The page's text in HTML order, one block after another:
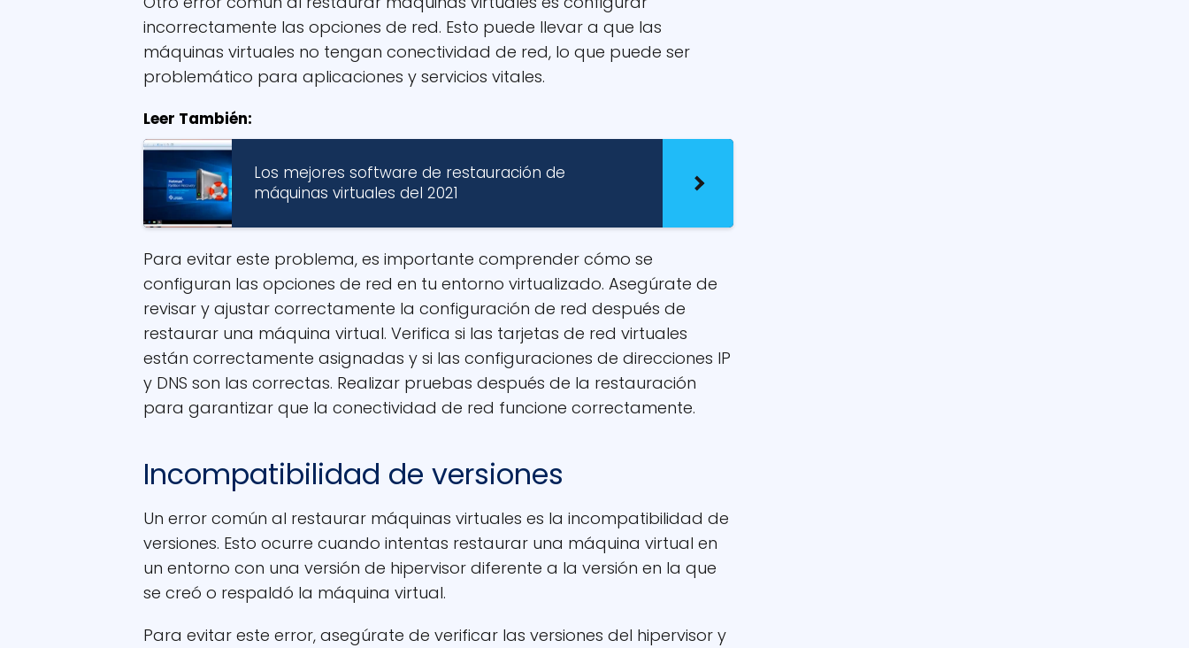
incorrectamente las opciones de red. Esto puede llevar a que las
máquinas virtuales no tengan conectividad de red, lo que puede ser
problemático para aplicaciones y servicios vitales.
Leer También:
Los mejores software de restauración de
máquinas virtuales del 2021
Para evitar este problema, es importante comprender cómo se
configuran las opciones de red en tu entorno virtualizado. Asegúrate de
revisar y ajustar correctamente la configuración de red después de
restaurar una máquina virtual. Verifica si las tarjetas de red virtuales
están correctamente asignadas y si las configuraciones de direcciones IP
y DNS son las correctas. Realizar pruebas después de la restauración
para garantizar que la conectividad de red funcione correctamente.
Incompatibilidad de versiones
Un error común al restaurar máquinas virtuales es la incompatibilidad de
versiones. Esto ocurre cuando intentas restaurar una máquina virtual en
un entorno con una versión de hipervisor diferente a la versión en la que
se creó o respaldó la máquina virtual.
Para evitar este error, asegúrate de verificar las versiones del hipervisor y